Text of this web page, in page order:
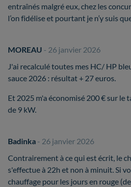
entraînés malgré eux, chez les
l’on fidélise et pourtant je n’y suis
MOREAU - 26 janvier 2026
J'ai recalculé toutes mes HC/ HP
sauce 2026 : résultat + 27 euros.
Et 2025 m'a économisé 200 € sur
de 9 kW.
Badinka - 26 janvier 2026
Contrairement à ce qui est écrit, le
s'effectue à 22h et non à minuit. Si
chauffage pour les jours en rouge